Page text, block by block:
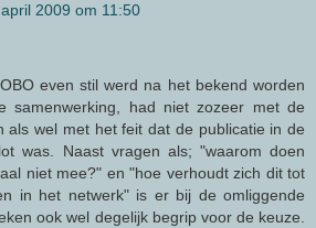
2009 om 11:50
even stil werd na het bekend worden
samenwerking, had niet zozeer met de
als wel met het feit dat de publicatie in de
was. Naast vragen als; "waarom doen
niet mee?" en "hoe verhoudt zich dit tot
in het netwerk" is er bij de omliggende
ook wel degelijk begrip voor de keuze.